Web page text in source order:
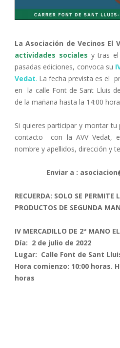
La Asociación de Vecinos El
actividades sociales y tras
pasadas ediciones, convoca su
Vedat. La fecha prevista es el
en la calle Font de Sant Lluis
de la mañana hasta la 14:00
Si quieres participar y montar
contacto con la AVV Vedat,
nombre y apellidos, dirección y
Enviar a :
RECUERDA: SOLO SE PERMITE
PRODUCTOS DE SEGUNDA
IV MERCADILLO DE 2ª MANO
Día: 2 de julio de 2022
Lugar: Calle Font de Sant
Hora comienzo: 10:00 horas.
horas